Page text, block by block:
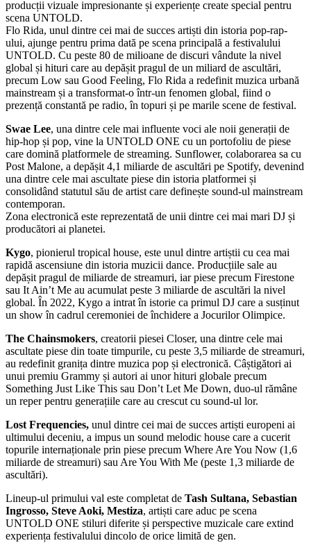
producții vizuale impresionante și experiențe create special pentru
scena UNTOLD.
Flo Rida, unul dintre cei mai de succes artiști din istoria pop-rap-
ului, ajunge pentru prima dată pe scena principală a festivalului
UNTOLD. Cu peste 80 de milioane de discuri vândute la nivel
global și hituri care au depășit pragul de un miliard de ascultări,
precum Low sau Good Feeling, Flo Rida a redefinit muzica urbană
mainstream și a transformat-o într-un fenomen global, fiind o
prezență constantă pe radio, în topuri și pe marile scene de festival.
Swae Lee, una dintre cele mai influente voci ale noii generații de
hip-hop și pop, vine la UNTOLD ONE cu un portofoliu de piese
care domină platformele de streaming. Sunflower, colaborarea sa cu
Post Malone, a depășit 4,1 miliarde de ascultări pe Spotify, devenind
una dintre cele mai ascultate piese din istoria platformei și
consolidând statutul său de artist care definește sound-ul mainstream
contemporan.
Zona electronică este reprezentată de unii dintre cei mai mari DJ și
producători ai planetei.
Kygo, pionierul tropical house, este unul dintre artiștii cu cea mai
rapidă ascensiune din istoria muzicii dance. Producțiile sale au
depășit pragul de miliarde de streamuri, iar piese precum Firestone
sau It Ain’t Me au acumulat peste 3 miliarde de ascultări la nivel
global. În 2022, Kygo a intrat în istorie ca primul DJ care a susținut
un show în cadrul ceremoniei de închidere a Jocurilor Olimpice.
The Chainsmokers, creatorii piesei Closer, una dintre cele mai
ascultate piese din toate timpurile, cu peste 3,5 miliarde de streamuri,
au redefinit granița dintre muzica pop și electronică. Câștigători ai
unui premiu Grammy și autori ai unor hituri globale precum
Something Just Like This sau Don’t Let Me Down, duo-ul rămâne
un reper pentru generațiile care au crescut cu sound-ul lor.
Lost Frequencies, unul dintre cei mai de succes artiști europeni ai
ultimului deceniu, a impus un sound melodic house care a cucerit
topurile internaționale prin piese precum Where Are You Now (1,6
miliarde de streamuri) sau Are You With Me (peste 1,3 miliarde de
ascultări).
Lineup-ul primului val este completat de Tash Sultana, Sebastian
Ingrosso, Steve Aoki, Mestiza, artiști care aduc pe scena
UNTOLD ONE stiluri diferite și perspective muzicale care extind
experiența festivalului dincolo de orice limită de gen.